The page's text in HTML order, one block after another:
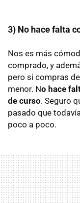
3) No hace falta
Nos es más
comprado, y
pero si compras
menor. No hace
de curso. Seguro
pasado que
poco a poco.